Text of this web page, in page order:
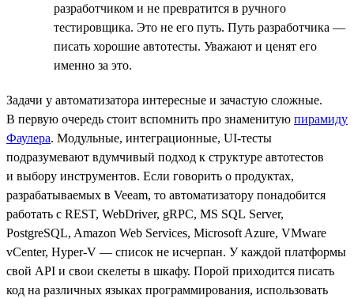
разработчиком и не превратится в ручного
тестировщика. Это не его путь. Путь разработчика —
писать хорошие автотесты. Уважают и ценят его
именно за это.
Задачи у автоматизатора интересные и зачастую сложные.
В первую очередь стоит вспомнить про знаменитую пирамиду
Фаулера. Модульные, интеграционные, UI-тесты
подразумевают вдумчивый подход к структуре автотестов
и выбору инструментов. Если говорить о продуктах,
разрабатываемых в Veeam, то автоматизатору понадобится
работать с REST, WebDriver, gRPC, MS SQL Server,
PostgreSQL, Amazon Web Services, Microsoft Azure, VMware
vCenter, Hyper-V — список не исчерпан. У каждой платформы
свой API и свои скелеты в шкафу. Порой приходится писать
код на различных языках программирования, использовать